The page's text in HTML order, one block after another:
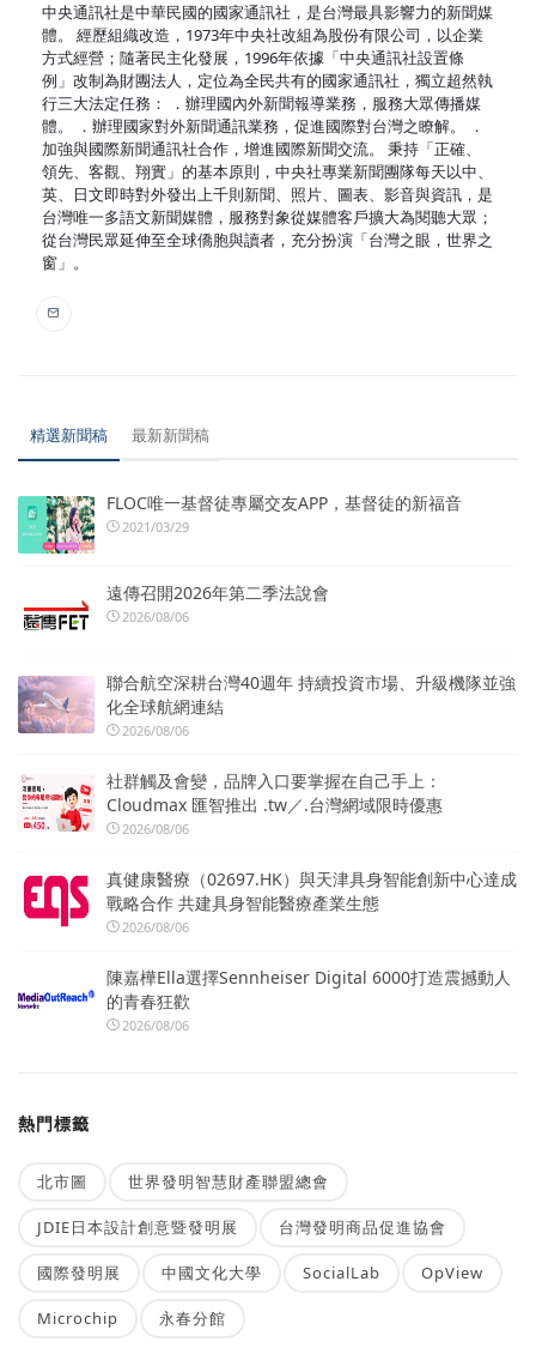
中央通訊社是中華民國的國家通訊社，是台灣最具影響力的新聞媒
體。 經歷組織改造，1973年中央社改組為股份有限公司，以企業
方式經營；隨著民主化發展，1996年依據「中央通訊社設置條
例」改制為財團法人，定位為全民共有的國家通訊社，獨立超然執
行三大法定任務： ．辦理國內外新聞報導業務，服務大眾傳播媒
體。 ．辦理國家對外新聞通訊業務，促進國際對台灣之瞭解。 ．
加強與國際新聞通訊社合作，增進國際新聞交流。 秉持「正確、
領先、客觀、翔實」的基本原則，中央社專業新聞團隊每天以中、
英、日文即時對外發出上千則新聞、照片、圖表、影音與資訊，是
台灣唯一多語文新聞媒體，服務對象從媒體客戶擴大為閱聽大眾；
從台灣民眾延伸至全球僑胞與讀者，充分扮演「台灣之眼，世界之
窗」。
精選新聞稿 最新新聞稿
FLOC唯一基督徒專屬交友APP，基督徒的新福音
2021/03/29
遠傳召開2026年第二季法說會
2026/08/06
聯合航空深耕台灣40週年 持續投資市場、升級機隊並強
化全球航網連結
2026/08/06
社群觸及會變，品牌入口要掌握在自己手上：
Cloudmax 匯智推出 .tw／.台灣網域限時優惠
2026/08/06
真健康醫療（02697.HK）與天津具身智能創新中心達成
戰略合作 共建具身智能醫療產業生態
2026/08/06
陳嘉樺Ella選擇Sennheiser Digital 6000打造震撼動人
的青春狂歡
2026/08/06
熱門標籤
北市圖 世界發明智慧財產聯盟總會
JDIE日本設計創意暨發明展 台灣發明商品促進協會
國際發明展 中國文化大學 SocialLab OpView
Microchip 永春分館